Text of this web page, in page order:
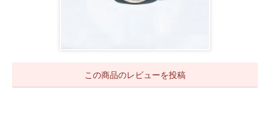
この商品のレビューを投稿